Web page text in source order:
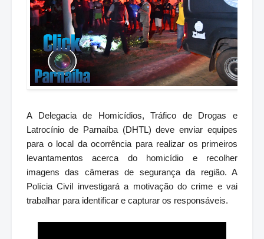
A Delegacia de Homicídios, Tráfico de Drogas e
Latrocínio de Parnaíba (DHTL) deve enviar equipes
para o local da ocorrência para realizar os primeiros
levantamentos acerca do homicídio e recolher
imagens das câmeras de segurança da região. A
Polícia Civil investigará a motivação do crime e vai
trabalhar para identificar e capturar os responsáveis.